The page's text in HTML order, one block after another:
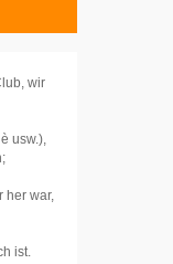
wir
usw.),
her war,
ist.